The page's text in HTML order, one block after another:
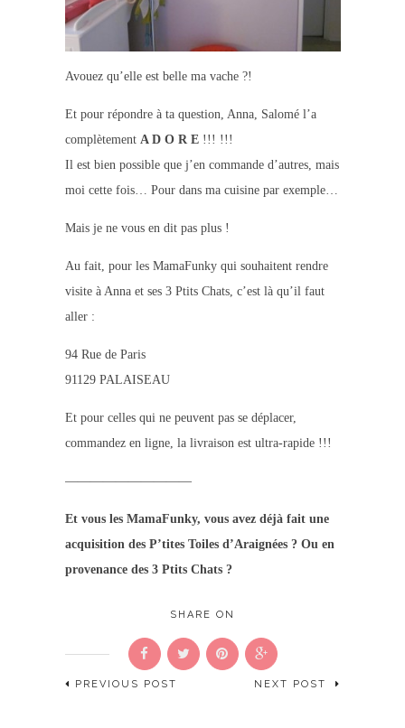
Avouez qu’elle est belle ma vache ?!
Et pour répondre à ta question, Anna, Salomé l’a
complètement A D O R E!!! !!!
Il est bien possible que j’en commande d’autres, mais
moi cette fois… Pour dans ma cuisine par exemple…
Mais je ne vous en dit pas plus !
Au fait, pour les MamaFunky qui souhaitent rendre
visite à Anna et ses 3 Ptits Chats, c’est là qu’il faut
aller :
94 Rue de Paris
91129 PALAISEAU
Et pour celles qui ne peuvent pas se déplacer,
commandez en ligne, la livraison est ultra-rapide !!!
——————————
Et vous les MamaFunky, vous avez déjà fait une
acquisition des P’tites Toiles d’Araignées ? Ou en
provenance des 3 Ptits Chats ?
SHARE ON
PREVIOUS POST NEXT POST